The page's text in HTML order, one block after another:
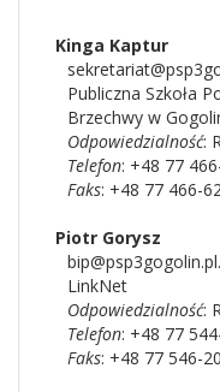
Kinga Kaptur
Publiczna Szkoła
Brzechwy w
Odpowiedzialność:
Telefon: +48 77
Faks: +48 77 466-
Piotr Gorysz
LinkNet
Odpowiedzialność:
Telefon: +48 77
Faks: +48 77 546-